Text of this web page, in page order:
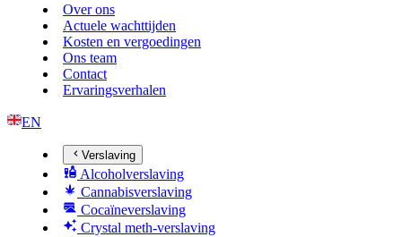
Over ons
Actuele wachttijden
Kosten en vergoedingen
Ons team
Contact
Ervaringsverhalen
EN
Verslaving
Alcoholverslaving
Cannabisverslaving
Cocaïneverslaving
Crystal meth-verslaving